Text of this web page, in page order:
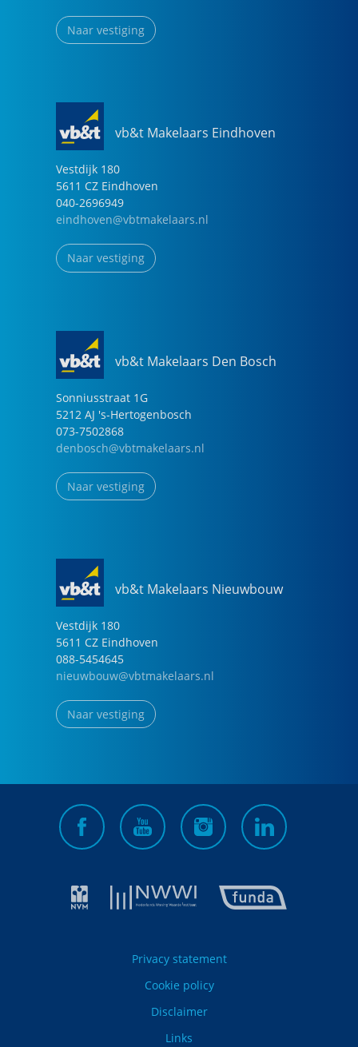
Naar vestiging
vb&t Makelaars Eindhoven
Vestdijk 180
5611 CZ Eindhoven
040-2696949
eindhoven@vbtmakelaars.nl
Naar vestiging
vb&t Makelaars Den Bosch
Sonniusstraat 1G
5212 AJ 's-Hertogenbosch
073-7502868
denbosch@vbtmakelaars.nl
Naar vestiging
vb&t Makelaars Nieuwbouw
Vestdijk 180
5611 CZ Eindhoven
088-5454645
nieuwbouw@vbtmakelaars.nl
Naar vestiging
Privacy statement
Cookie policy
Disclaimer
Links